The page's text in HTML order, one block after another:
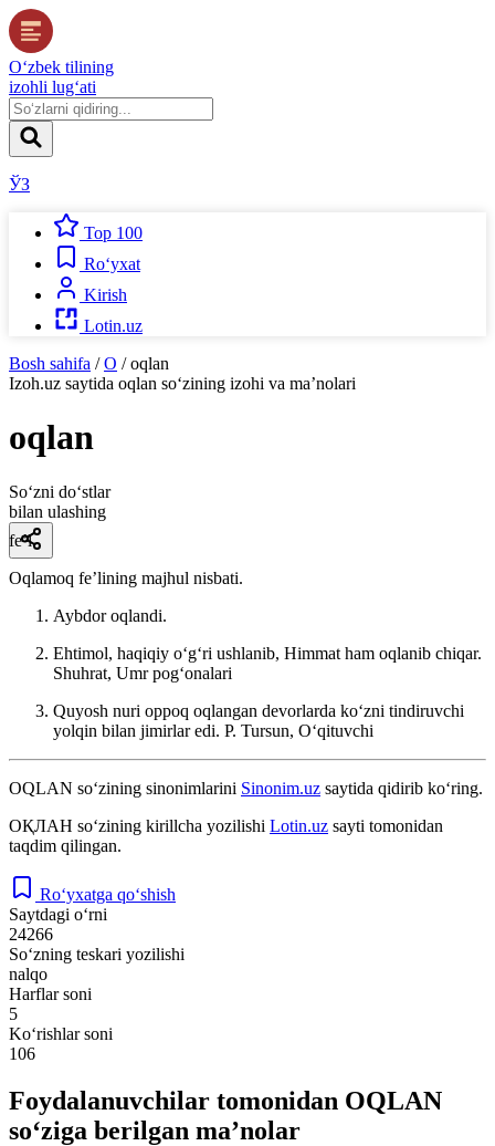
O‘zbek tilining
izohli lug‘ati
ЎЗ
Top 100
Ro‘yxat
Kirish
Lotin.uz
Bosh sahifa / O / oqlan
Izoh.uz saytida oqlan so‘zining izohi va ma’nolari
oqlan
So‘zni do‘stlar
bilan ulashing
fe’l
Oqlamoq feʼlining majhul nisbati.
Aybdor oqlandi.
Ehtimol, haqiqiy oʻgʻri ushlanib, Himmat ham oqlanib chiqar.
Shuhrat, Umr pogʻonalari
Quyosh nuri oppoq oqlangan devorlarda koʻzni tindiruvchi
yolqin bilan jimirlar edi. P. Tursun, Oʻqituvchi
OQLAN so‘zining sinonimlarini Sinonim.uz saytida qidirib ko‘ring.
ОҚЛАН so‘zining kirillcha yozilishi Lotin.uz sayti tomonidan
taqdim qilingan.
Ro‘yxatga qo‘shish
Saytdagi o‘rni
24266
So‘zning teskari yozilishi
nalqo
Harflar soni
5
Ko‘rishlar soni
106
Foydalanuvchilar tomonidan OQLAN
so‘ziga berilgan ma’nolar